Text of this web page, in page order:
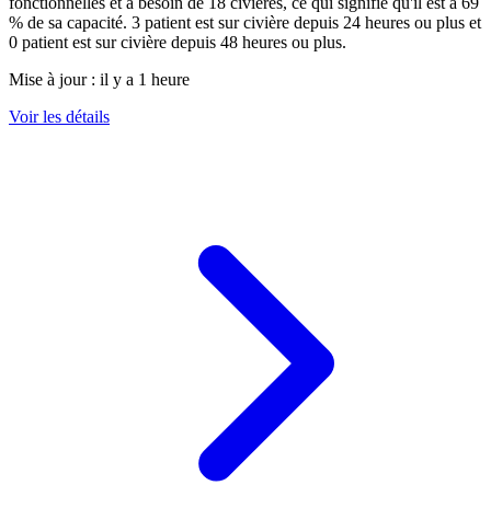
% de sa capacité. 3 patient est sur civière depuis 24 heures ou plus et
0 patient est sur civière depuis 48 heures ou plus.
Mise à jour : il y a 1 heure
Voir les détails